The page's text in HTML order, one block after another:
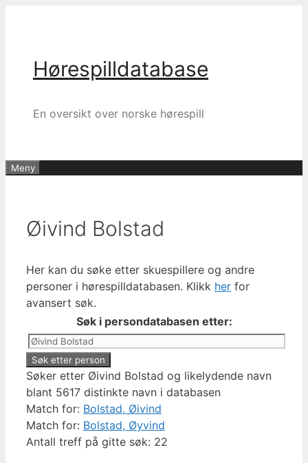
Hørespilldatabase
En oversikt over norske hørespill
Meny
Øivind Bolstad
Her kan du søke etter skuespillere og andre
personer i hørespilldatabasen. Klikk her for
avansert søk.
Søk i persondatabasen etter:
Søker etter Øivind Bolstad og likelydende navn
blant 5617 distinkte navn i databasen
Match for: Bolstad, Øivind
Match for: Bolstad, Øyvind
Antall treff på gitte søk: 22